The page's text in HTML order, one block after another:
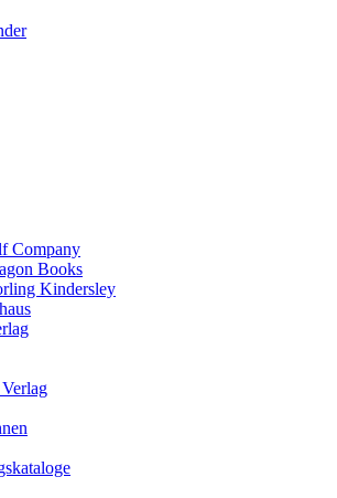
Company
Books
Kindersley